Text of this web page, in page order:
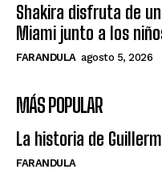
Shakira disfruta de
Miami junto a los
FARANDULA agosto 5, 2026
MÁS POPULAR
La historia de
FARANDULA